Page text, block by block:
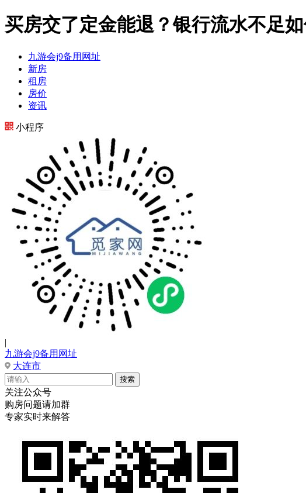
买房交了定金能退？银行流水不足
九游会j9备用网址
新房
租房
房价
资讯
小程序
|
九游会j9备用网址
大连市
关注公众号
购房问题请加群
专家实时来解答